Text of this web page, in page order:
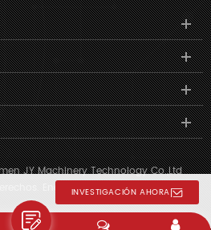
INVESTIGACIÓN AHORA
JY Machinery Technology Co.,Ltd
Energizado pordyyseo.com